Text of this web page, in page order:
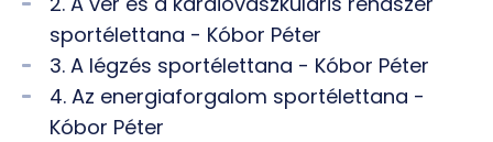
sportélettana - Kóbor Péter
3. A légzés sportélettana - Kóbor Péter
4. Az energiaforgalom sportélettana -
Kóbor Péter